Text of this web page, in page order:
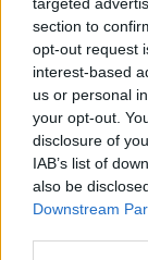
section to
opt-out request
interest-based
us or personal
your opt-out.
disclosure of
IAB’s list of
also be
Downstream